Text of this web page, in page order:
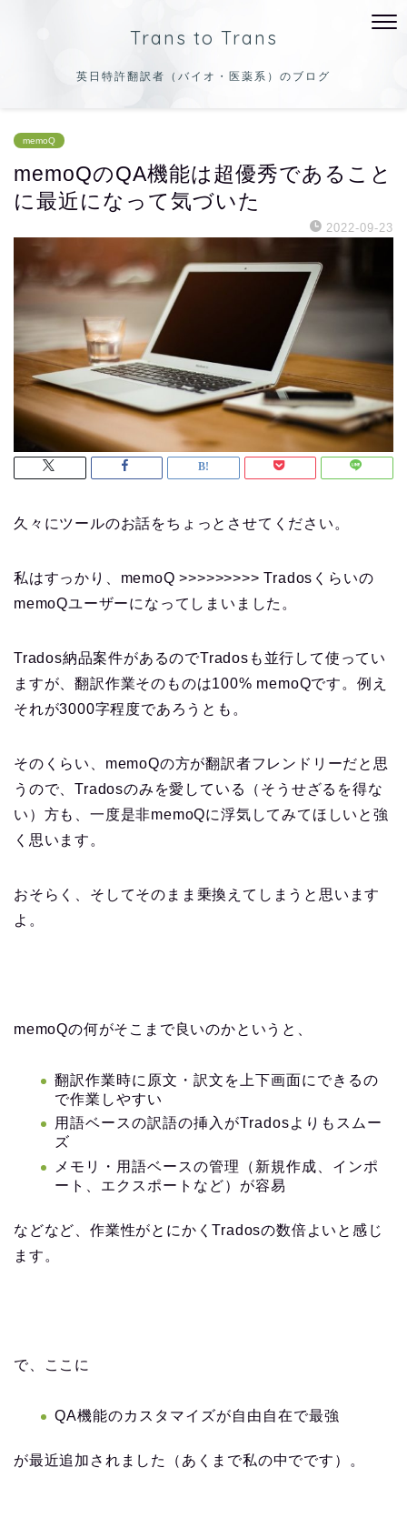
Trans to Trans
英日特許翻訳者（バイオ・医薬系）のブログ
memoQ
memoQのQA機能は超優秀であること
に最近になって気づいた
2022-09-23
久々にツールのお話をちょっとさせてください。
私はすっかり、memoQ >>>>>>>>> Tradosくらいの
memoQユーザーになってしまいました。
Trados納品案件があるのでTradosも並行して使ってい
ますが、翻訳作業そのものは100% memoQです。例え
それが3000字程度であろうとも。
そのくらい、memoQの方が翻訳者フレンドリーだと思
うので、Tradosのみを愛している（そうせざるを得な
い）方も、一度是非memoQに浮気してみてほしいと強
く思います。
おそらく、そしてそのまま乗換えてしまうと思います
よ。
memoQの何がそこまで良いのかというと、
翻訳作業時に原文・訳文を上下画面にできるの
で作業しやすい
用語ベースの訳語の挿入がTradosよりもスムー
ズ
メモリ・用語ベースの管理（新規作成、インポ
ート、エクスポートなど）が容易
などなど、作業性がとにかくTradosの数倍よいと感じ
ます。
で、ここに
QA機能のカスタマイズが自由自在で最強
が最近追加されました（あくまで私の中でです）。